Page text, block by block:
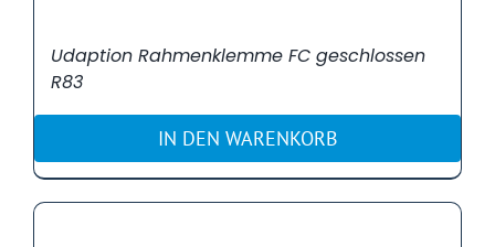
Udaption Rahmenklemme FC geschlossen
R83
IN DEN WARENKORB